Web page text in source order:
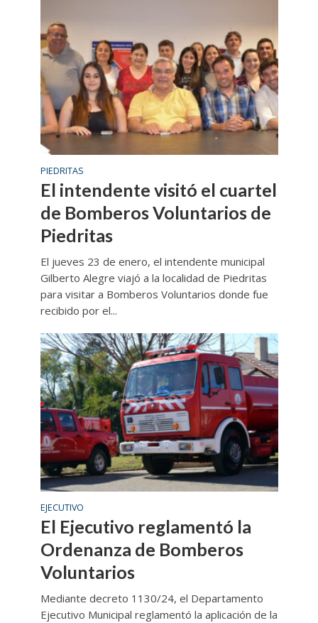
PIEDRITAS
El intendente visitó el cuartel
de Bomberos Voluntarios de
Piedritas
El jueves 23 de enero, el intendente municipal
Gilberto Alegre viajó a la localidad de Piedritas
para visitar a Bomberos Voluntarios donde fue
recibido por el...
EJECUTIVO
El Ejecutivo reglamentó la
Ordenanza de Bomberos
Voluntarios
Mediante decreto 1130/24, el Departamento
Ejecutivo Municipal reglamentó la aplicación de la